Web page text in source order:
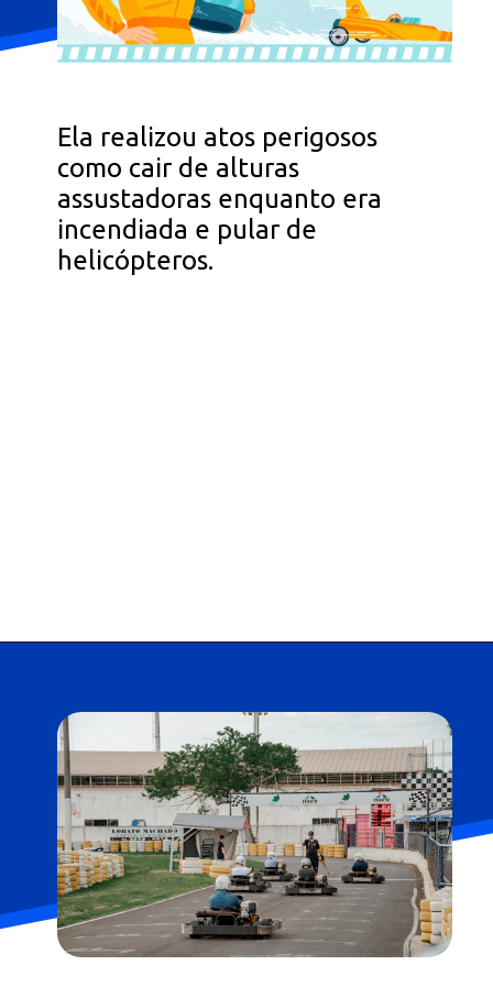
Ela realizou atos perigosos
como cair de alturas
assustadoras enquanto era
incendiada e pular de
helicópteros.